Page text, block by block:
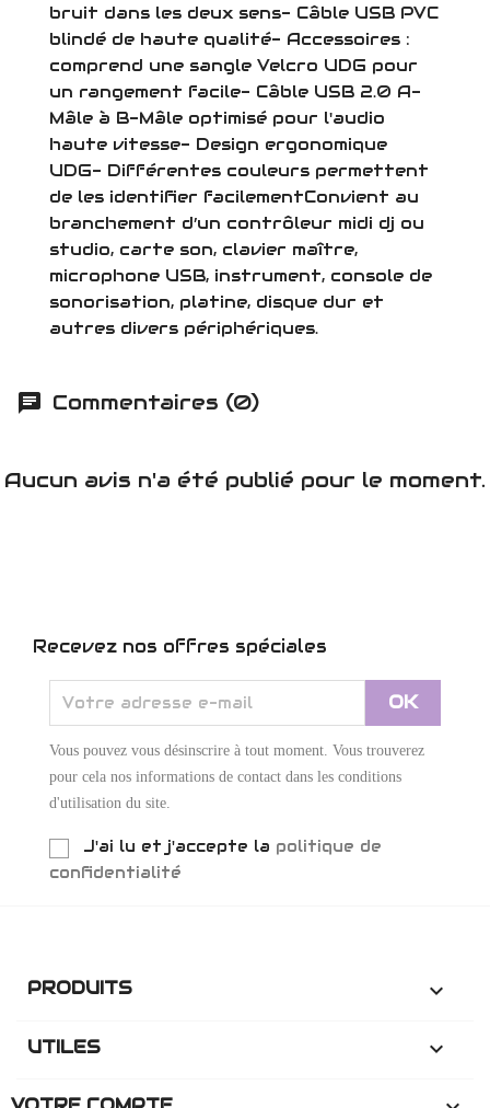
bruit dans les deux sens- Câble USB PVC
blindé de haute qualité- Accessoires :
comprend une sangle Velcro UDG pour
un rangement facile- Câble USB 2.0 A-
Mâle à B-Mâle optimisé pour l'audio
haute vitesse- Design ergonomique
UDG- Différentes couleurs permettent
de les identifier facilementConvient au
branchement d’un contrôleur midi dj ou
studio, carte son, clavier maître,
microphone USB, instrument, console de
sonorisation, platine, disque dur et
autres divers périphériques.
Commentaires (0)
Aucun avis n'a été publié pour le moment.
Recevez nos offres spéciales
Vous pouvez vous désinscrire à tout moment. Vous trouverez
pour cela nos informations de contact dans les conditions
d'utilisation du site.
J'ai lu et j'accepte la politique de
confidentialité
PRODUITS 
UTILES 